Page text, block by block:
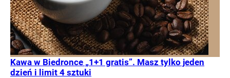
Kawa w Biedronce „1+1 gratis”. Masz tylko jeden
dzień i limit 4 sztuki